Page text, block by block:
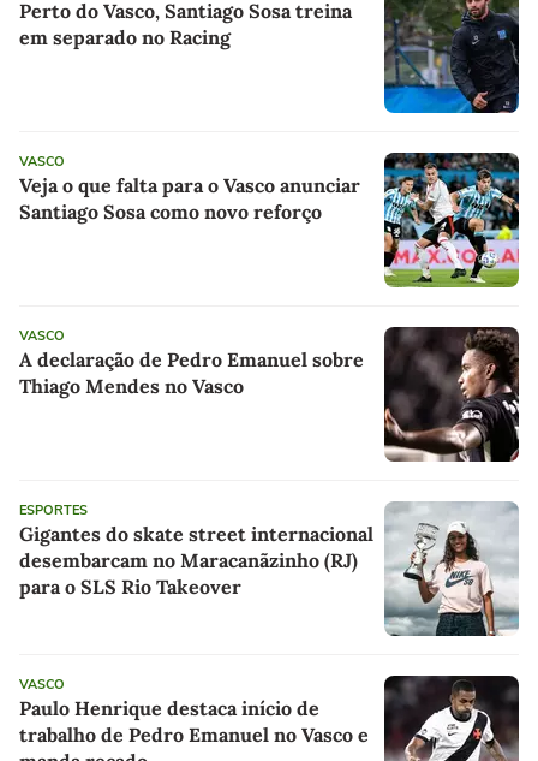
Perto do Vasco, Santiago Sosa treina
em separado no Racing
VASCO
Veja o que falta para o Vasco anunciar
Santiago Sosa como novo reforço
VASCO
A declaração de Pedro Emanuel sobre
Thiago Mendes no Vasco
ESPORTES
Gigantes do skate street internacional
desembarcam no Maracanãzinho (RJ)
para o SLS Rio Takeover
VASCO
Paulo Henrique destaca início de
trabalho de Pedro Emanuel no Vasco e